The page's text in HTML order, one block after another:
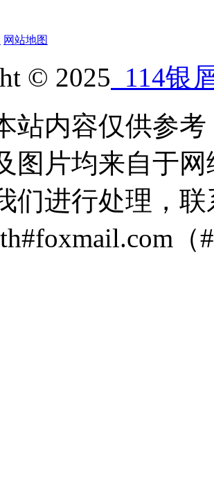
网站地图
© 2025 114银
站内容仅供参
图片均来自于
们进行处理，
（